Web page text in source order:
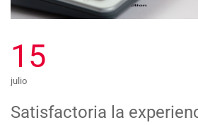
15
julio
Satisfactoria la